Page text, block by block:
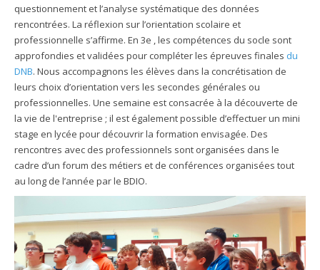
questionnement et l’analyse systématique des données
rencontrées. La réflexion sur l’orientation scolaire et
professionnelle s’affirme. En 3e , les compétences du socle sont
approfondies et validées pour compléter les épreuves finales du
DNB. Nous accompagnons les élèves dans la concrétisation de
leurs choix d’orientation vers les secondes générales ou
professionnelles. Une semaine est consacrée à la découverte de
la vie de l'entreprise ; il est également possible d’effectuer un mini
stage en lycée pour découvrir la formation envisagée. Des
rencontres avec des professionnels sont organisées dans le
cadre d’un forum des métiers et de conférences organisées tout
au long de l’année par le BDIO.